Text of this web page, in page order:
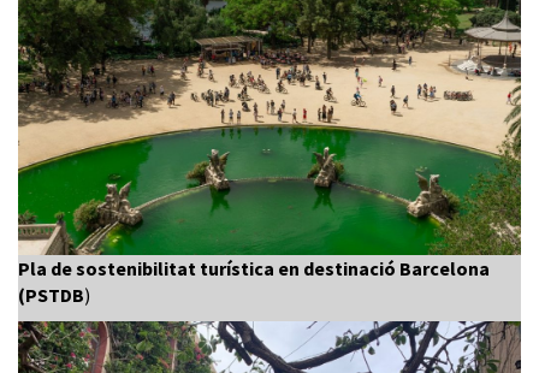
Pla de sostenibilitat turística en destinació Barcelona
(PSTDB)